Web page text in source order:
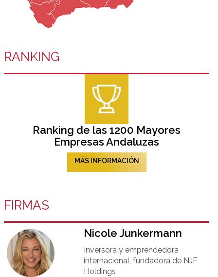
RANKING
Ranking de las 1200 Mayores
Empresas Andaluzas
MÁS INFORMACIÓN
FIRMAS
Nicole Junkermann​
Inversora y emprendedora
internacional, fundadora de NJF
Holdings